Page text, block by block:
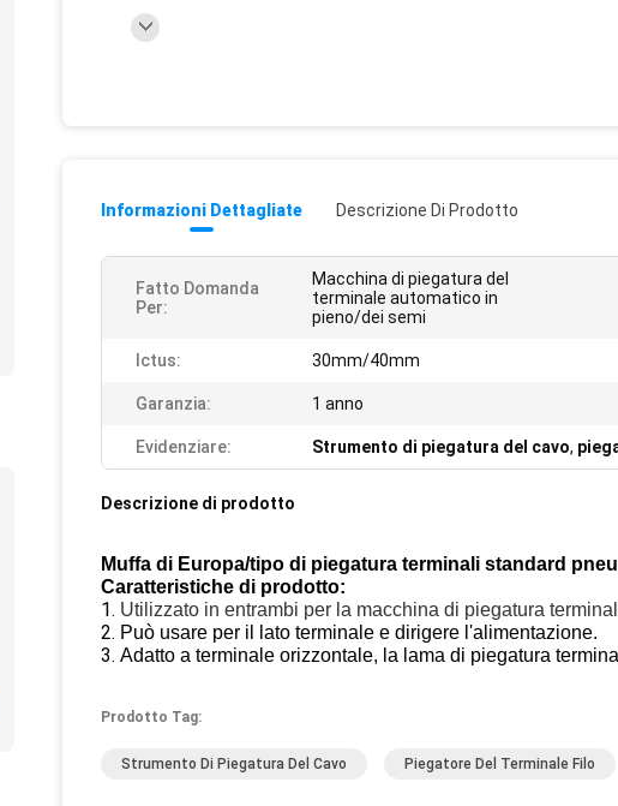
Informazioni Dettagliate Descrizione Di Prodotto
Fatto Domanda
Per:
Macchina di piegatura del
terminale automatico in
pieno/dei semi
Ictus: 30mm/40mm
Garanzia: 1 anno
Evidenziare: Strumento di piegatura del cavo,
Descrizione di prodotto
Muffa di Europa/tipo di piegatura terminali standard
Caratteristiche di prodotto:
1. Utilizzato in entrambi per la macchina di piegatura
2. Può usare per il lato terminale e dirigere l'alimentazione.
3. Adatto a terminale orizzontale, la lama di piegatura
Prodotto Tag:
Strumento Di Piegatura Del Cavo Piegatore Del Terminale Filo